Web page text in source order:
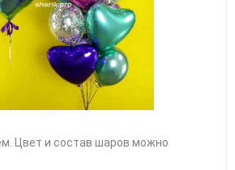
Цвет и состав шаров можно